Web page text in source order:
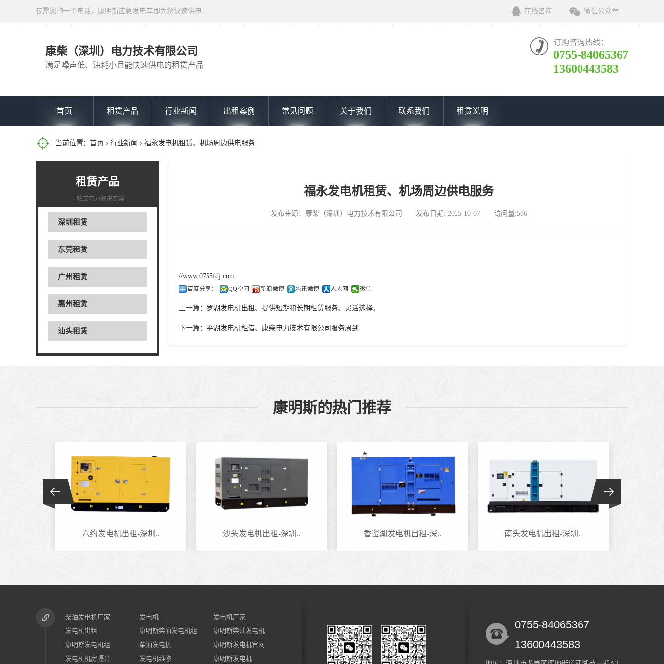
仅需您的一个电话，康明斯应急发电车即为您快速供电 在线咨询 微信公众号
康柴（深圳）电力技术有限公司
满足噪声低、油耗小且能快速供电的租赁产品
订购咨询热线：
0755-84065367
13600443583
首页 租赁产品 行业新闻 出租案例 常见问题 关于我们 联系我们 租赁说明
当前位置： 首页 › 行业新闻 › 福永发电机租赁、机场周边供电服务
租赁产品
一站式电力解决方案
深圳租赁
东莞租赁
广州租赁
惠州租赁
汕头租赁
福永发电机租赁、机场周边供电服务
发布来源：康柴（深圳）电力技术有限公司 发布日期: 2025-10-07 访问量:586
//www.0755fdj.com
百度分享： QQ空间 新浪微博 腾讯微博 人人网 微信
上一篇： 罗湖发电机出租、提供短期和长期租赁服务、灵活选择。
下一篇： 平湖发电机租借、康柴电力技术有限公司服务周到
康明斯的热门推荐
六约发电机出租-深圳.. 沙头发电机出租-深圳.. 香蜜湖发电机出租-深.. 南头发电机出租-深圳..
柴油发电机厂家 发电机
发电机厂家
发电机出租
康明斯柴油发电机组
康明斯柴油发电机
康明斯发电机组
柴油发电机
康明斯发电机官网
发电机机房隔音
发电机维修 康明斯发电机
0755-84065367
13600443583